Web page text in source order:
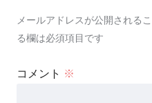
メールアドレスが公開される
る欄は必須項目です
コメント ※